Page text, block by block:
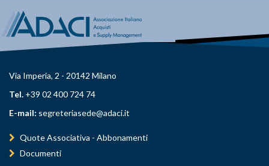
Via Imperia, 2 - 20142 Milano
Tel. +39 02 400 724 74
E-mail: segreteriasede@adaci.it
Quote Associativa - Abbonamenti
Documenti